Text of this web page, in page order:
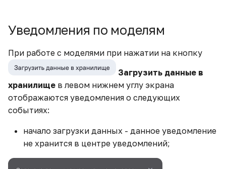
модели
Работа с каталогами
прошлого года)
Кнопка-переключатель
для виджета
Кнопка-переключатель
для выбора периода
Когортный анализ
Линейный график с
Плиточная карта
Облако тегов
KPI
Тренд
Датчик
HTML
Уведомления по моделям
При работе с моделями при нажатии на кнопку
Загрузить данные в
хранилище в левом нижнем углу экрана
отображаются уведомления о следующих
событиях:
начало загрузки данных - данное уведомление
не хранится в центре уведомлений;